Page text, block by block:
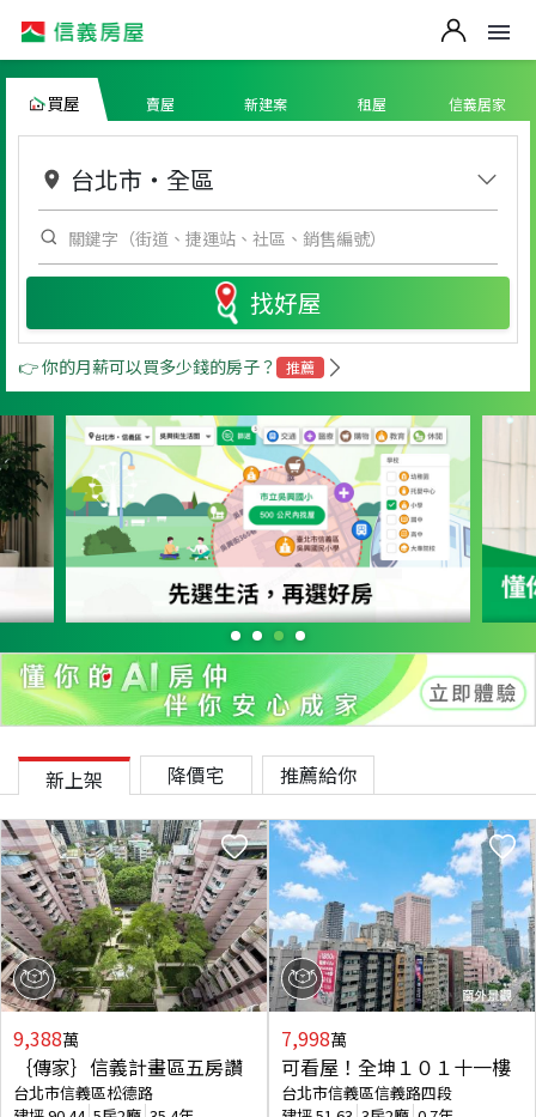
買屋 賣屋 新建案 租屋 信義居家
台北市 ・ 全區
找好屋
👉 你的月薪可以買多少錢的房子？ 推薦
新上架 降價宅 推薦給你
9,388萬
｛傳家｝信義計畫區五房讚
台北市信義區松德路
7,998萬
可看屋！全坤１０１十一樓
台北市信義區信義路四段